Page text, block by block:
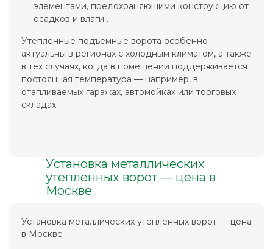
элементами, предохраняющими конструкцию от
осадков и влаги .
Утепленные подъемные ворота особенно
актуальны в регионах с холодным климатом, а также
в тех случаях, когда в помещении поддерживается
постоянная температура — например, в
отапливаемых гаражах, автомойках или торговых
складах.
Установка металлических
утепленных ворот — цена в
Москве
Установка металлических утепленных ворот — цена
в Москве